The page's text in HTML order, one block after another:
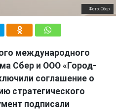
Фото: Сбер
международного
Сбер и ООО «Город-
соглашение о
стратегического
подписали